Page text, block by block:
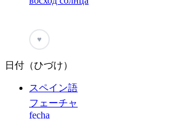
♥
日付（ひづけ）
スペイン語
フェーチャ
fecha